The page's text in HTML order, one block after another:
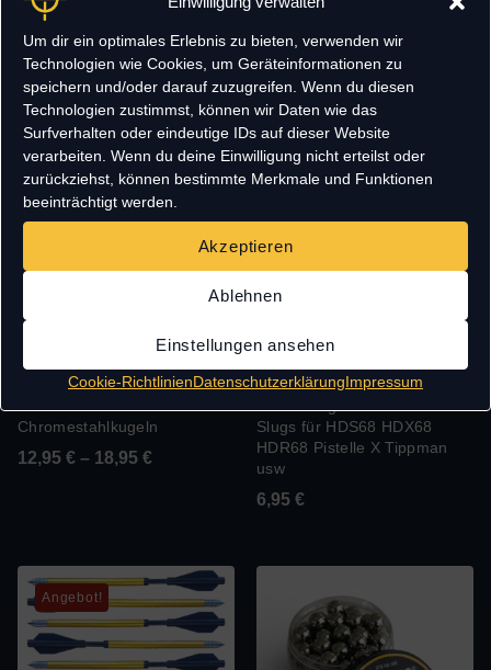
Um dir ein optimales Erlebnis zu bieten, verwenden wir
Technologien wie Cookies, um Geräteinformationen zu
speichern und/oder darauf zuzugreifen. Wenn du diesen
Technologien zustimmst, können wir Daten wie das
Surfverhalten oder eindeutige IDs auf dieser Website
verarbeiten. Wenn du deine Einwilligung nicht erteilst oder
zurückziehst, können bestimmte Merkmale und Funktionen
beeinträchtigt werden.
Akzeptieren
Ablehnen
Einstellungen ansehen
Cookie-RichtlinienDatenschutzerklärungImpressum
Kaliber .68 – cal.68 –
17,40mm x 50mm –
Lieferung OHNE Nadeln
19,95€
rostfrei
19,95€ 9,95€
6mm stell BBs
Chromestahlkugeln
12,95 € – 18,95 €
cal.68 Mega Pack: 28 STL-
Slugs für HDS68 HDX68
HDR68 Pistelle X Tippman
usw
6,95 €
Angebot!